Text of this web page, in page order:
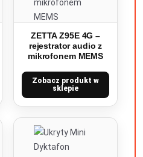
ZETTA Z95E 4G –
rejestrator audio z
mikrofonem MEMS
Zobacz produkt w
sklepie